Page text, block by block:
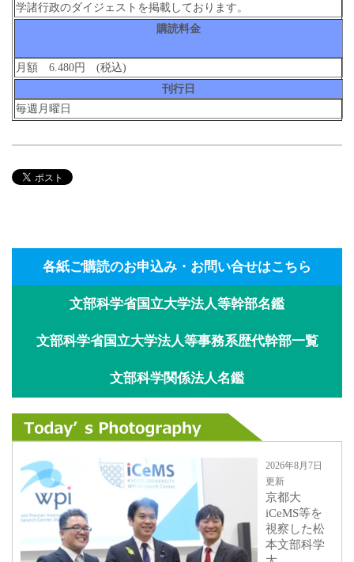
学諸行政のダイジェストを掲載しております。
購読料金
月額 6.480円 (税込)
刊行日
毎週月曜日
各紙ご購読のお申込み・お問い合せはこちら
文部科学省国立大学法人等幹部名鑑
文部科学省国立大学法人等事務系歴代幹部一覧
文部科学関係法人名鑑
2026年8月7日
更新
京都大
iCeMS等を
視察した松
本文部科学